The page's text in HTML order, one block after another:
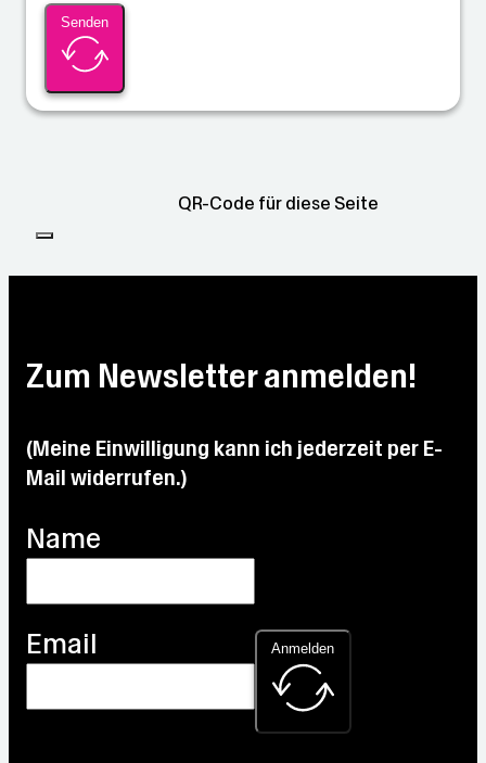
Senden
QR-Code für diese Seite
Zum Newsletter anmelden!
(Meine Einwilligung kann ich jederzeit per E-
Mail widerrufen.)
Name
Email Anmelden